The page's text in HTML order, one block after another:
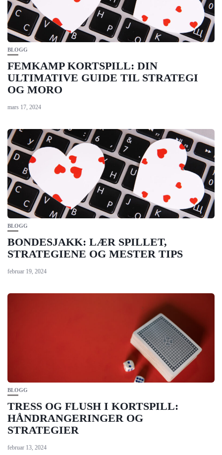
BLOGG
FEMKAMP KORTSPILL: DIN
ULTIMATIVE GUIDE TIL STRATEGI
OG MORO
mars 17, 2024
BLOGG
BONDESJAKK: LÆR SPILLET,
STRATEGIENE OG MESTER TIPS
februar 19, 2024
BLOGG
TRESS OG FLUSH I KORTSPILL:
HÅNDRANGERINGER OG
STRATEGIER
februar 13, 2024